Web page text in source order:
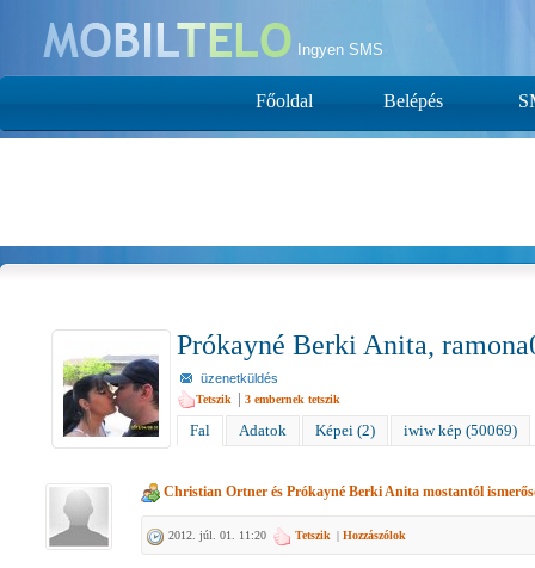
Ingyen SMS
Prókayné Berki Anita,
üzenetküldés
Tetszik | 3 embernek tetszik
Fal Adatok Képei (2) iwiw kép (50069)
Christian Ortner és Prókayné Berki Anita mostantól
2012. júl. 01. 11:20 Tetszik | Hozzászólok
Főoldal Belépés